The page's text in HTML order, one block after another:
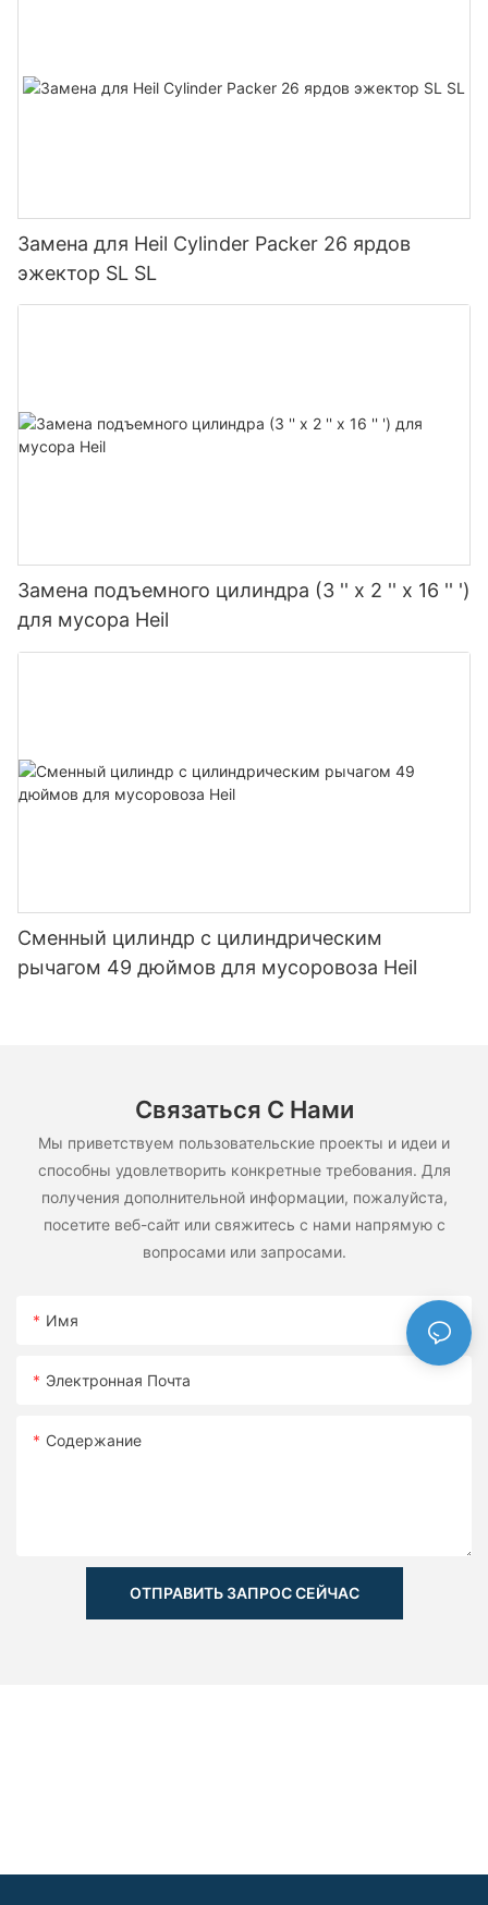
Замена для Heil Cylinder Packer 26 ярдов
эжектор SL SL
Замена подъемного цилиндра (3 '' x 2 '' x 16 '' ')
для мусора Heil
Сменный цилиндр с цилиндрическим
рычагом 49 дюймов для мусоровоза Heil
Связаться С Нами
Мы приветствуем пользовательские проекты и идеи и
способны удовлетворить конкретные требования. Для
получения дополнительной информации, пожалуйста,
посетите веб-сайт или свяжитесь с нами напрямую с
вопросами или запросами.
Имя
Электронная Почта
Содержание
ОТПРАВИТЬ ЗАПРОС СЕЙЧАС